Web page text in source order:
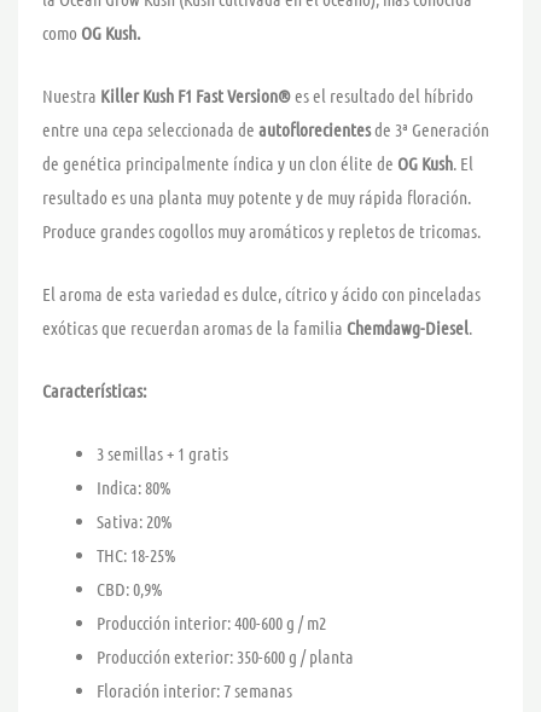
como OG Kush.
Nuestra Killer Kush F1 Fast Version®es el resultado del híbrido
entre una cepa seleccionada de autoflorecientesde 3ª Generación
de genética principalmente índica y un clon élite de OG Kush. El
resultado es una planta muy potente y de muy rápida floración.
Produce grandes cogollos muy aromáticos y repletos de tricomas.
El aroma de esta variedad es dulce, cítrico y ácido con pinceladas
exóticas que recuerdan aromas de la familia Chemdawg-Diesel.
Características:
3 semillas + 1 gratis
Indica: 80%
Sativa: 20%
THC: 18-25%
CBD: 0,9%
Producción interior: 400-600 g / m2
Producción exterior: 350-600 g / planta
Floración interior: 7 semanas